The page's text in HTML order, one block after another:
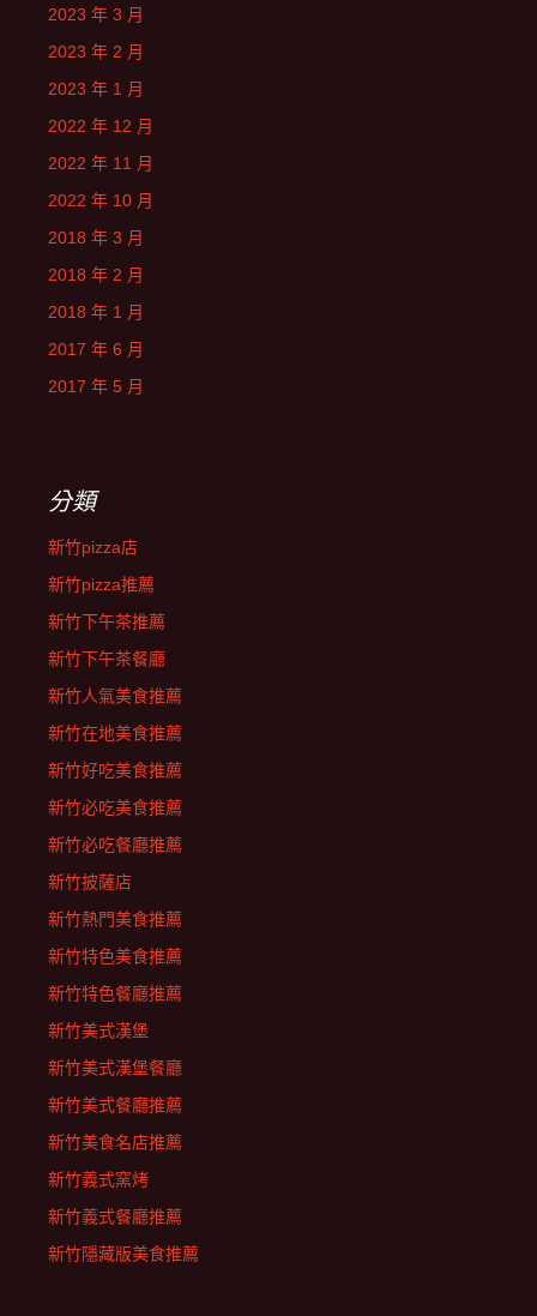
2023 年 3 月
2023 年 2 月
2023 年 1 月
2022 年 12 月
2022 年 11 月
2022 年 10 月
2018 年 3 月
2018 年 2 月
2018 年 1 月
2017 年 6 月
2017 年 5 月
分類
新竹pizza店
新竹pizza推薦
新竹下午茶推薦
新竹下午茶餐廳
新竹人氣美食推薦
新竹在地美食推薦
新竹好吃美食推薦
新竹必吃美食推薦
新竹必吃餐廳推薦
新竹披薩店
新竹熱門美食推薦
新竹特色美食推薦
新竹特色餐廳推薦
新竹美式漢堡
新竹美式漢堡餐廳
新竹美式餐廳推薦
新竹美食名店推薦
新竹義式窯烤
新竹義式餐廳推薦
新竹隱藏版美食推薦